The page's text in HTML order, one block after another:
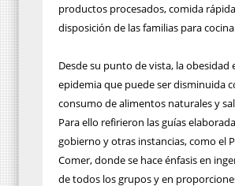
productos procesados, comida
disposición de las familias para
Desde su punto de vista, la obesidad
epidemia que puede ser disminuida
consumo de alimentos naturales y
Para ello refirieron las guías
gobierno y otras instancias, como el
Comer, donde se hace énfasis en
de todos los grupos y en